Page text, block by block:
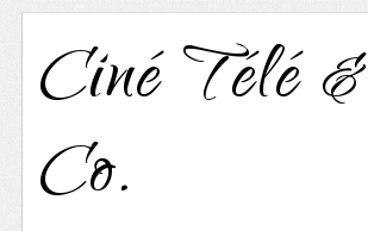
Ciné Télé &
Co.